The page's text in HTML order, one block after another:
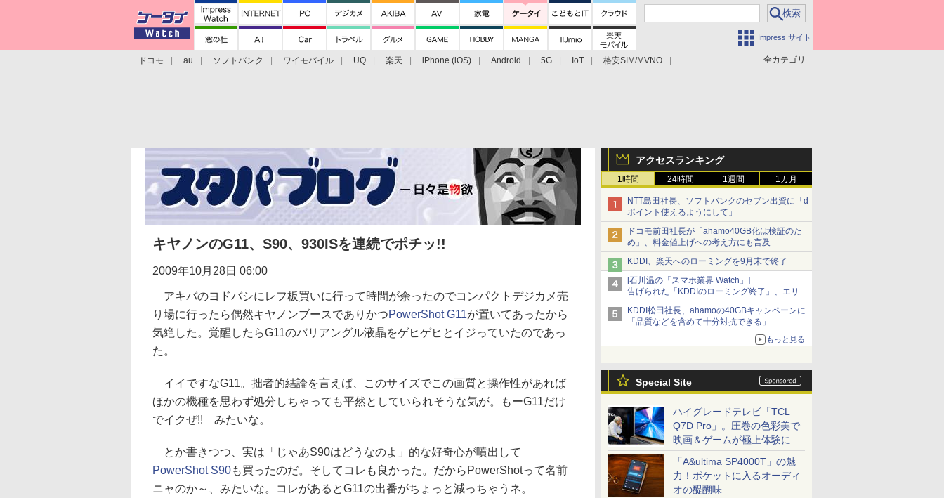
Impress サイト
全カテゴリ
ドコモ au ソフトバンク ワイモバイル UQ 楽天 iPhone (iOS) Android 5G IoT
格安SIM/MVNO
アクセスランキング
1時間 24時間 1週間 1カ月
NTT島田社長、ソフトバンクのセブン出資に「d
ポイント使えるようにして」
ドコモ前田社長が「ahamo40GB化は検証のた
め」、料金値上げへの考え方にも言及
KDDI、楽天へのローミングを9月末で終了
[石川温の「スマホ業界 Watch」]
告げられた「KDDIのローミング終了」、エリア
マップの落とし穴と楽天モバイルの課題
KDDI松田社長、ahamoの40GBキャンペーンに
「品質などを含めて十分対抗できる」
もっと見る
Special Site
ハイグレードテレビ「TCL
Q7D Pro」。圧巻の色彩美で
映画＆ゲームが極上体験に
「A&ultima SP4000T」の魅
力！ポケットに入るオーディ
オの醍醐味
キヤノンのG11、S90、930ISを連続でポチッ!!
2009年10月28日 06:00
アキバのヨドバシにレフ板買いに行って時間が余ったのでコンパクトデジカメ売
り場に行ったら偶然キヤノンブースでありかつPowerShot G11が置いてあったから
気絶した。覚醒したらG11のバリアングル液晶をゲヒゲヒとイジっていたのであっ
た。
イイですなG11。拙者的結論を言えば、このサイズでこの画質と操作性があれば
ほかの機種を思わず処分しちゃっても平然としていられそうな気が。もーG11だけ
でイクぜ!! みたいな。
とか書きつつ、実は「じゃあS90はどうなのよ」的な好奇心が噴出して
PowerShot S90も買ったのだ。そしてコレも良かった。だからPowerShotって名前
ニャのか～、みたいな。コレがあるとG11の出番がちょっと減っちゃうネ。